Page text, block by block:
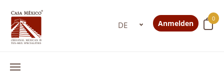
0
Anmelden